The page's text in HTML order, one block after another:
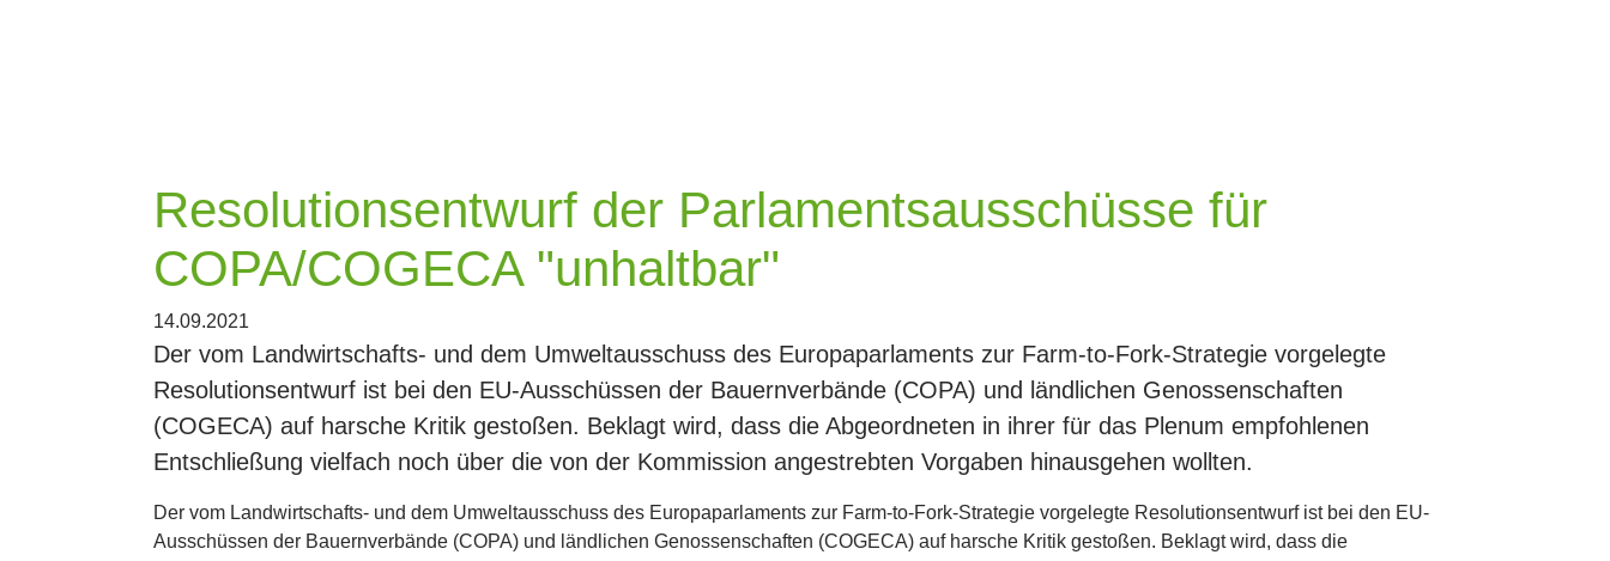
Resolutionsentwurf der Parlamentsausschüsse für
COPA/COGECA "unhaltbar"
14.09.2021
Der vom Landwirtschafts- und dem Umweltausschuss des Europaparlaments zur Farm-to-Fork-Strategie vorgelegte
Resolutionsentwurf ist bei den EU-Ausschüssen der Bauernverbände (COPA) und ländlichen Genossenschaften
(COGECA) auf harsche Kritik gestoßen. Beklagt wird, dass die Abgeordneten in ihrer für das Plenum empfohlenen
Entschließung vielfach noch über die von der Kommission angestrebten Vorgaben hinausgehen wollten.
Der vom Landwirtschafts- und dem Umweltausschuss des Europaparlaments zur Farm-to-Fork-Strategie vorgelegte Resolutionsentwurf ist bei den EU-
Ausschüssen der Bauernverbände (COPA) und ländlichen Genossenschaften (COGECA) auf harsche Kritik gestoßen. Beklagt wird, dass die